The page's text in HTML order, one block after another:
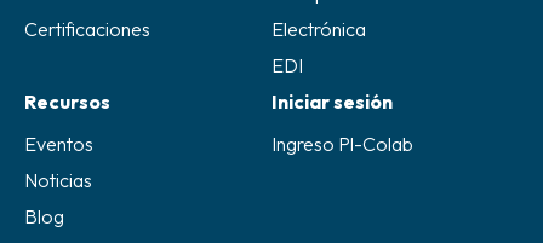
Certificaciones
Electrónica
EDI
Recursos
Eventos
Noticias
Blog
Iniciar sesión
Ingreso Pl-Colab